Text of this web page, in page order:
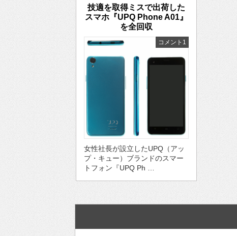
技適を取得ミスで出荷した
スマホ『UPQ Phone A01』
を全回収
コメント1
女性社長が設立したUPQ（アッ
プ・キュー）ブランドのスマー
トフォン『UPQ Ph …